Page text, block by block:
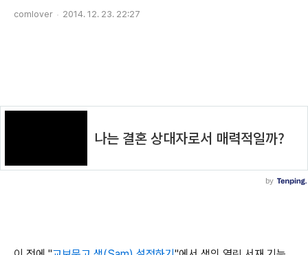
comlover 2014. 12. 23. 22:27